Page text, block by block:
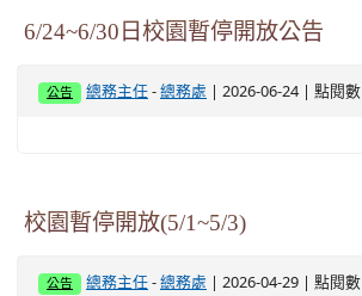
6/24~6/30日校園暫停開放公告
公告 總務主任 -總務處 | 2026-06-24 | 點閱
校園暫停開放(5/1~5/3)
公告 總務主任 -總務處 | 2026-04-29 | 點閱